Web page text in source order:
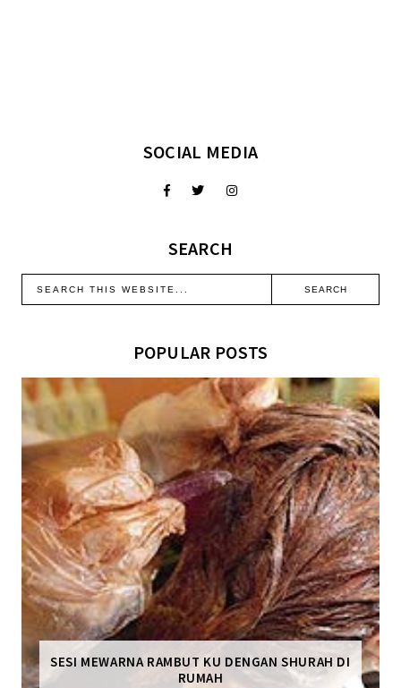
SOCIAL MEDIA
SEARCH
POPULAR POSTS
SESI MEWARNA RAMBUT KU DENGAN SHURAH DI
RUMAH